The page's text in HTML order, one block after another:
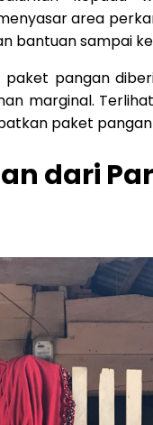
area
bantuan sampai
paket pangan
marginal.
paket pangan
dari